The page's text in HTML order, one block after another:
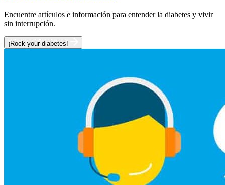
Encuentre artículos e información para entender la diabetes y vivir
sin interrupción.
¡Rock your diabetes!